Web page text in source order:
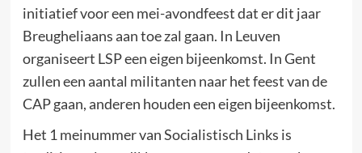
initiatief voor een mei-avondfeest dat er dit jaar
Breugheliaans aan toe zal gaan. In Leuven
organiseert LSP een eigen bijeenkomst. In Gent
zullen een aantal militanten naar het feest van de
CAP gaan, anderen houden een eigen bijeenkomst.
Het 1 meinummer van Socialistisch Links is